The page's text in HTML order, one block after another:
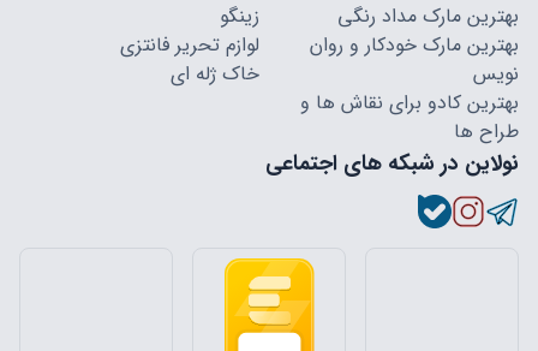
بهترین مارک مداد رنگی
بهترین مارک خودکار و روان
نویس
بهترین کادو برای نقاش ها و
طراح ها
زینگو
لوازم تحریر فانتزی
خاک ژله ای
نولاین در شبکه های اجتماعی